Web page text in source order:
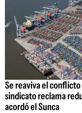
Se reaviva el
sindicato reclama
acordó el Sunca